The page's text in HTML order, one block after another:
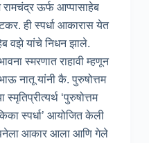
ऊर्फ आप्पासाहेब
ही स्पर्धा आकारास येत
वझे यांचे निधन झाले.
स्मरणात राहावी म्हणून
नातू यांनी कै. पुरुषोत्तम
‘पुरुषोत्तम
स्पर्धा’ आयोजित केली
आकार आला आणि गेले